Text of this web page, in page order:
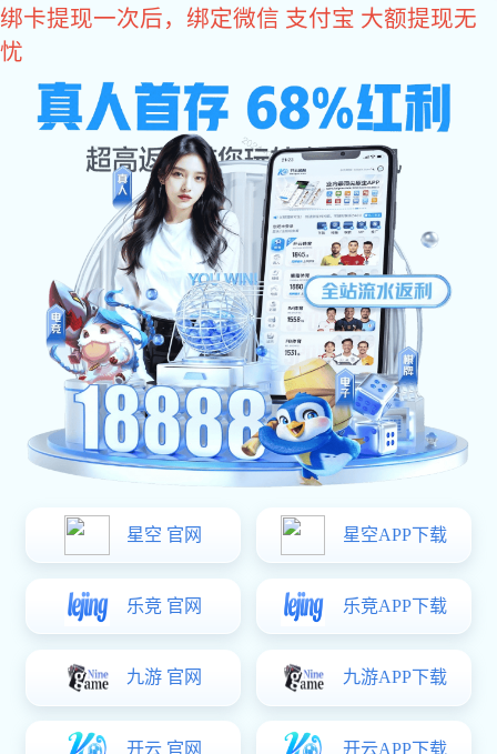
东升国际
欢迎访问东升国际设备(北京)有限公司官方网站
东升国际:
网站东升国际 东升国际:
关于东升国际
东升国际:
东升国际 中心
东升国
东升国际
东升国际 中心
液肥生产设备